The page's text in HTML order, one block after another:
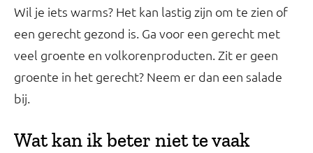
Wil je iets warms? Het kan lastig zijn om te zien of
een gerecht gezond is. Ga voor een gerecht met
veel groente en volkorenproducten. Zit er geen
groente in het gerecht? Neem er dan een salade
bij.
Wat kan ik beter niet te vaak